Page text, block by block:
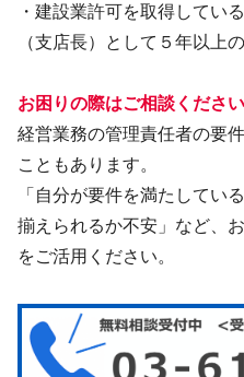
・建設業許可を取得してい
（支店長）として５年以上
お困りの際はご相談ください
経営業務の管理責任者の要
こともあります。
「自分が要件を満たしてい
揃えられるか不安」など、
をご活用ください。